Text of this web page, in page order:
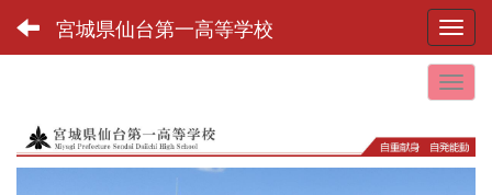
宮城県仙台第一高等学校